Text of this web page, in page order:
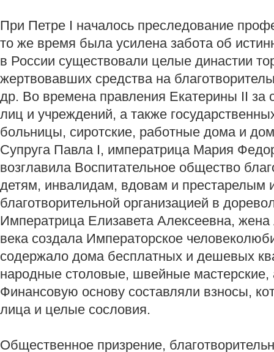
При Петре I началось преследование
то же время была усилена забота об
в России существовали целые династии
жертвовавших средства на
др. Во времена правления Екатерины II за
лиц и учреждений, а также
больницы, сиротские, работные дома и
Супруга Павла I, императрица Мария
возглавила Воспитательное общество
детям, инвалидам, вдовам и престарелым
благотворительной организацией в
Императрица Елизавета Алексеевна,
века создала Императорское
содержало дома бесплатных и дешевых
народные столовые, швейные
Финансовую основу составляли взносы,
лица и целые сословия.
Общественное призрение,